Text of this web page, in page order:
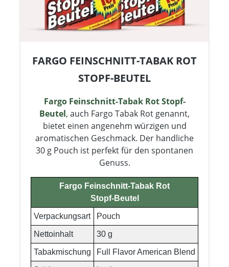
FARGO FEINSCHNITT-TABAK ROT
STOPF-BEUTEL
Fargo Feinschnitt-Tabak Rot Stopf-
Beutel, auch Fargo Tabak Rot genannt,
bietet einen angenehm würzigen und
aromatischen Geschmack. Der handliche
30 g Pouch ist perfekt für den spontanen
Genuss.
Fargo Feinschnitt-Tabak Rot
Stopf-Beutel
Verpackungsart Pouch
Nettoinhalt 30 g
Tabakmischung Full Flavor American Blend